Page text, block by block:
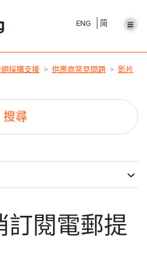
ENG 简
採購支援 供應商常見問題
影片
訂閱電郵提